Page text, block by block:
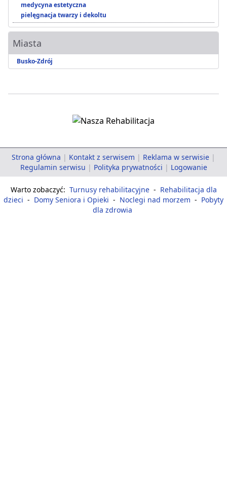
medycyna estetyczna
pielęgnacja twarzy i dekoltu
Miasta
Busko-Zdrój
Strona główna | Kontakt z serwisem | Reklama w serwisie |
Regulamin serwisu | Polityka prywatności | Logowanie
Warto zobaczyć: Turnusy rehabilitacyjne - Rehabilitacja dla
dzieci - Domy Seniora i Opieki - Noclegi nad morzem - Pobyty
dla zdrowia